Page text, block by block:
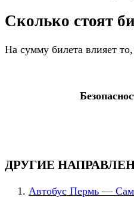
Сколько стоят
На сумму билета влияет
ДРУГИЕ
Автобус Пермь —